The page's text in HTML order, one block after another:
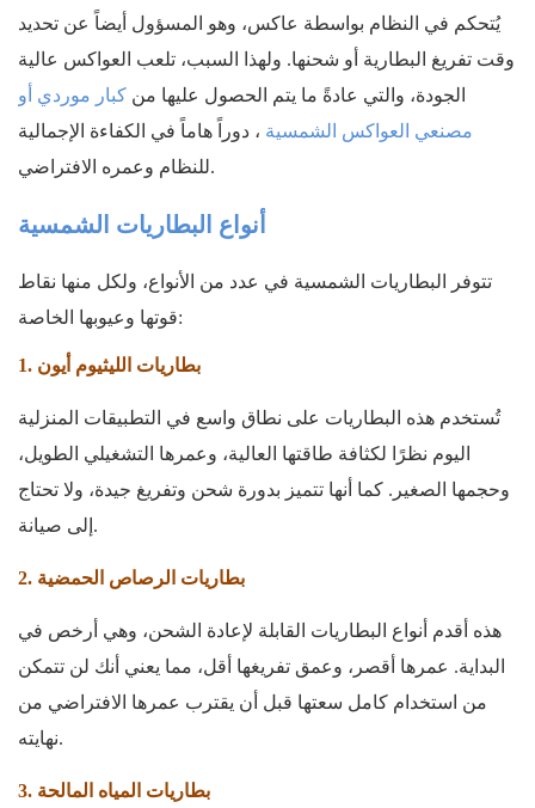
يُتحكم في النظام بواسطة عاكس، وهو المسؤول أيضاً عن تحديد
وقت تفريغ البطارية أو شحنها. ولهذا السبب، تلعب العواكس عالية
الجودة، والتي عادةً ما يتم الحصول عليها من كبار موردي أو
مصنعي العواكس الشمسية ، دوراً هاماً في الكفاءة الإجمالية
للنظام وعمره الافتراضي.
أنواع البطاريات الشمسية
تتوفر البطاريات الشمسية في عدد من الأنواع، ولكل منها نقاط
قوتها وعيوبها الخاصة:
1. بطاريات الليثيوم أيون
تُستخدم هذه البطاريات على نطاق واسع في التطبيقات المنزلية
اليوم نظرًا لكثافة طاقتها العالية، وعمرها التشغيلي الطويل،
وحجمها الصغير. كما أنها تتميز بدورة شحن وتفريغ جيدة، ولا تحتاج
إلى صيانة.
2. بطاريات الرصاص الحمضية
هذه أقدم أنواع البطاريات القابلة لإعادة الشحن، وهي أرخص في
البداية. عمرها أقصر، وعمق تفريغها أقل، مما يعني أنك لن تتمكن
من استخدام كامل سعتها قبل أن يقترب عمرها الافتراضي من
نهايته.
3. بطاريات المياه المالحة